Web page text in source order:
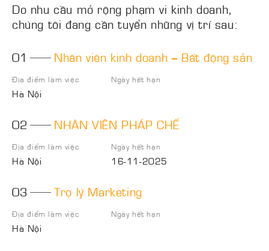
Do nhu cầu mở rộng phạm vi kinh doanh,
chúng tôi đang cần tuyển những vị trí sau:
01 Nhân viên kinh doanh – Bất động sản
Địa điểm làm việc
Hà Nội
Ngày hết hạn
02 NHÂN VIÊN PHÁP CHẾ
Địa điểm làm việc
Hà Nội
Ngày hết hạn
16-11-2025
03 Trợ lý Marketing
Địa điểm làm việc
Hà Nội
Ngày hết hạn